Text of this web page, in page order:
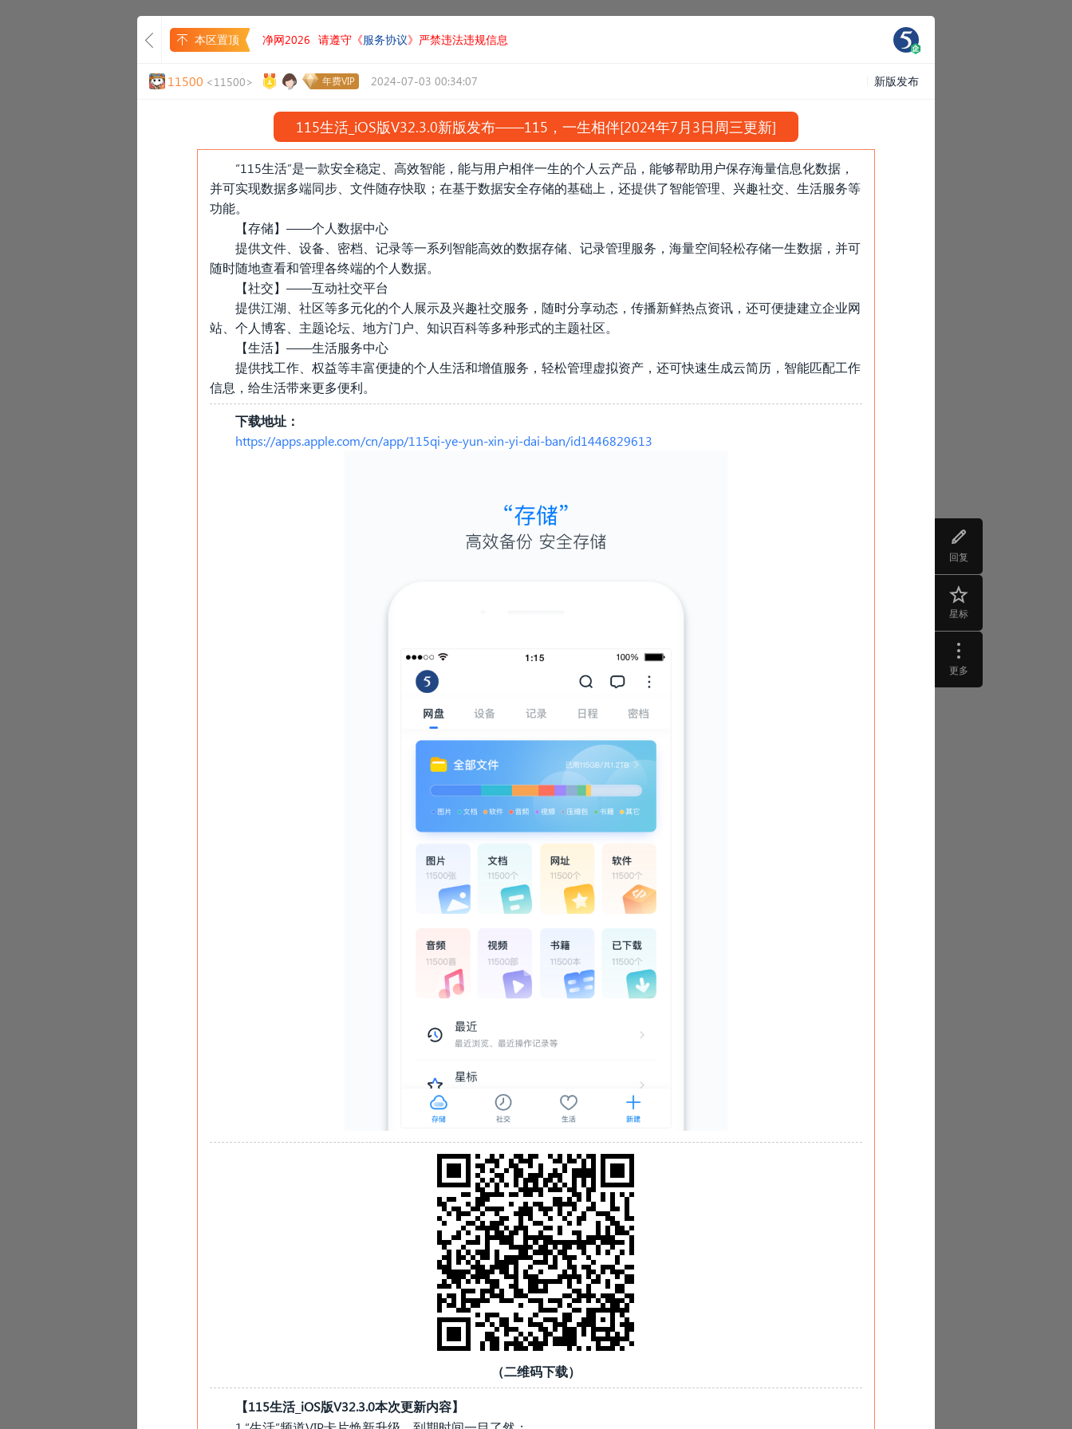
回复
星标
更多
本区置顶 净网2026 请遵守《服务协议》严禁违法违规信息
11500 <11500> 年费VIP 2024-07-03 00:34:07 新版发布
115生活 iOS版V32.3.0新版发布——115，一生相伴[2024年7月3日周三更新]
“115生活”是一款安全稳定、高效智能，能与用户相伴一生的个人云产品，能够帮助用户保存海量信息化数据，
并可实现数据多端同步、文件随存快取；在基于数据安全存储的基础上，还提供了智能管理、兴趣社交、生活服务等
功能。
【存储】——个人数据中心
提供文件、设备、密档、记录等一系列智能高效的数据存储、记录管理服务，海量空间轻松存储一生数据，并可
随时随地查看和管理各终端的个人数据。
【社交】——互动社交平台
提供江湖、社区等多元化的个人展示及兴趣社交服务，随时分享动态，传播新鲜热点资讯，还可便捷建立企业网
站、个人博客、主题论坛、地方门户、知识百科等多种形式的主题社区。
【生活】——生活服务中心
提供找工作、权益等丰富便捷的个人生活和增值服务，轻松管理虚拟资产，还可快速生成云简历，智能匹配工作
信息，给生活带来更多便利。
下载地址：
https://apps.apple.com/cn/app/115qi-ye-yun-xin-yi-dai-ban/id1446829613
（二维码下载）
【115生活_ iOS版V32.3.0本次更新内容】